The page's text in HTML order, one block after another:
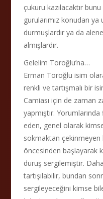
çukuru kazılacaktır
gurularımız konudan
durmuşlardır ya da
almışlardır.
Gelelim Toroğlu’na…
Erman Toroğlu isim
renkli ve tartışmalı bir
Camiası için de zaman
yapmıştır.
eden, genel olarak
sokmaktan
öncesinden başlayarak
duruş sergilemiştir.
tartışılabilir, bundan
sergileyeceğini kimse